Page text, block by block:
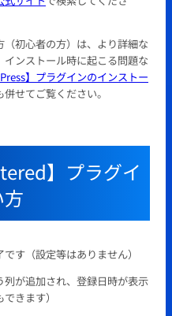
初心者の方）は、より詳細な
ンストール時に起こる問題な
】プラグインのインストー
併せてご覧ください。
】プラグイ
す（設定等はありません）
が追加され、登録日時が表示
きます）